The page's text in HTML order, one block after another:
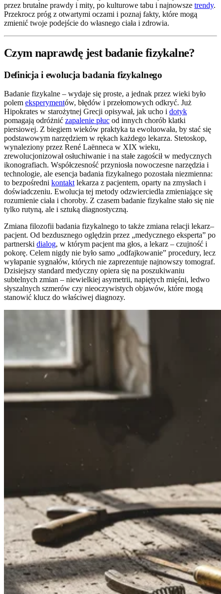
przez brutalne prawdy i mity, po kulturowe tabu i najnowsze trendy.
Przekrocz próg z otwartymi oczami i poznaj fakty, które mogą
zmienić twoje podejście do własnego ciała i zdrowia.
Czym naprawdę jest badanie fizykalne?
Definicja i ewolucja badania fizykalnego
Badanie fizykalne – wydaje się proste, a jednak przez wieki było
polem eksperymentów, błędów i przełomowych odkryć. Już
Hipokrates w starożytnej Grecji opisywał, jak ucho i dotyk
pomagają odróżnić zapalenie płuc od innych chorób klatki
piersiowej. Z biegiem wieków praktyka ta ewoluowała, by stać się
podstawowym narzędziem w rękach każdego lekarza. Stetoskop,
wynaleziony przez René Laënneca w XIX wieku,
zrewolucjonizował osłuchiwanie i na stałe zagościł w medycznych
ikonografiach. Współczesność przyniosła nowoczesne narzędzia i
technologie, ale esencja badania fizykalnego pozostała niezmienna:
to bezpośredni kontakt lekarza z pacjentem, oparty na zmysłach i
doświadczeniu. Ewolucja tej metody odzwierciedla zmieniające się
rozumienie ciała i choroby. Z czasem badanie fizykalne stało się nie
tylko rutyną, ale i sztuką diagnostyczną.
Zmiana filozofii badania fizykalnego to także zmiana relacji lekarz–
pacjent. Od bezdusznego oględzin przez „medycznego eksperta” po
partnerski dialog, w którym pacjent ma głos, a lekarz – czujność i
pokorę. Celem nigdy nie było samo „odfajkowanie” procedury, lecz
wyłapanie sygnałów, których nie zaprezentuje najnowszy tomograf.
Dzisiejszy standard medyczny opiera się na poszukiwaniu
subtelnych zmian – niewielkiej asymetrii, napiętych mięśni, ledwo
słyszalnych szmerów czy nieoczywistych objawów, które mogą
stanowić klucz do właściwej diagnozy.